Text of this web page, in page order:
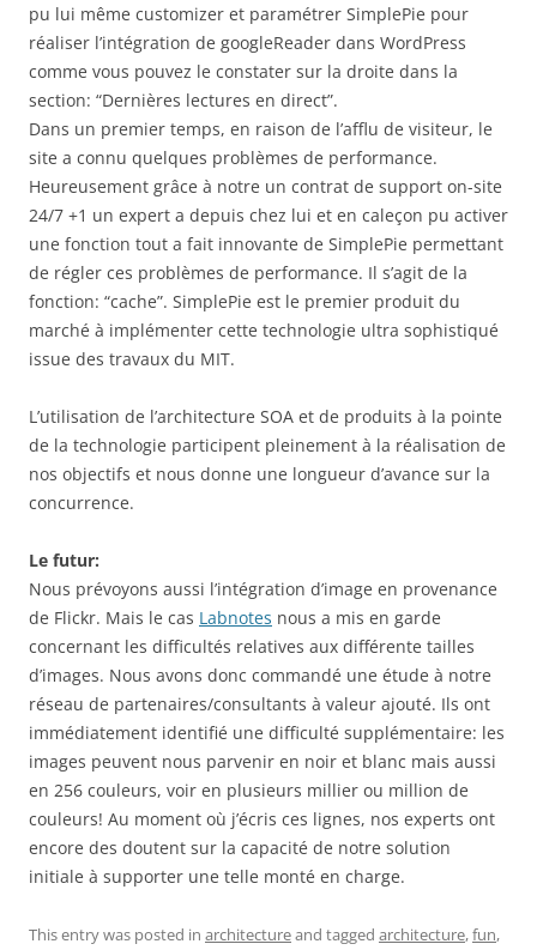
pu lui même customizer et paramétrer SimplePie pour
réaliser l’intégration de googleReader dans WordPress
comme vous pouvez le constater sur la droite dans la
section: “Dernières lectures en direct”.
Dans un premier temps, en raison de l’afflu de visiteur, le
site a connu quelques problèmes de performance.
Heureusement grâce à notre un contrat de support on-site
24/7 +1 un expert a depuis chez lui et en caleçon pu activer
une fonction tout a fait innovante de SimplePie permettant
de régler ces problèmes de performance. Il s’agit de la
fonction: “cache”. SimplePie est le premier produit du
marché à implémenter cette technologie ultra sophistiqué
issue des travaux du MIT.
L’utilisation de l’architecture SOA et de produits à la pointe
de la technologie participent pleinement à la réalisation de
nos objectifs et nous donne une longueur d’avance sur la
concurrence.
Le futur:
Nous prévoyons aussi l’intégration d’image en provenance
de Flickr. Mais le cas Labnotes nous a mis en garde
concernant les difficultés relatives aux différente tailles
d’images. Nous avons donc commandé une étude à notre
réseau de partenaires/consultants à valeur ajouté. Ils ont
immédiatement identifié une difficulté supplémentaire: les
images peuvent nous parvenir en noir et blanc mais aussi
en 256 couleurs, voir en plusieurs millier ou million de
couleurs! Au moment où j’écris ces lignes, nos experts ont
encore des doutent sur la capacité de notre solution
initiale à supporter une telle monté en charge.
This entry was posted in architectureand tagged architecture,fun,